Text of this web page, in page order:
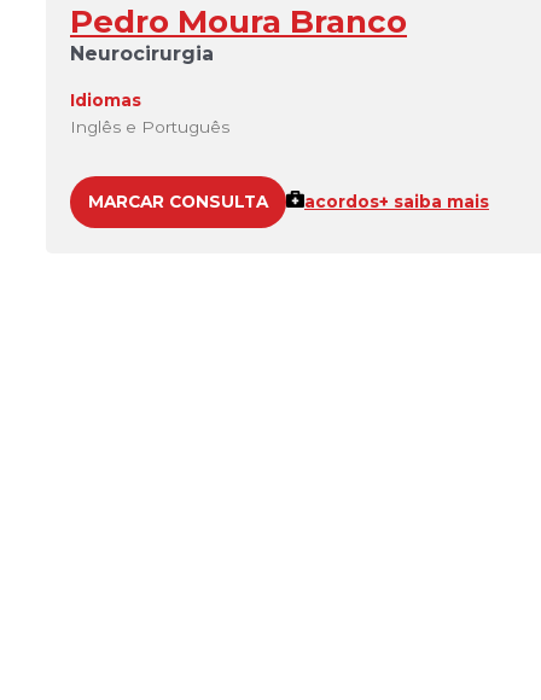
Pedro Moura Branco
Neurocirurgia
Idiomas
Inglês e Português
MARCAR CONSULTA acordos+ saiba mais